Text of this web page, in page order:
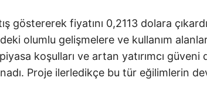
göstererek fiyatını 0,2113 dolara
olumlu gelişmelere ve kullanım
koşulları ve artan yatırımcı
Proje ilerledikçe bu tür eğilimlerin